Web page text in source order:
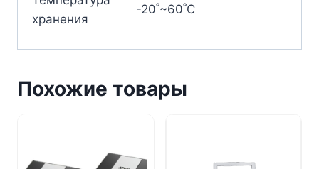
хранения
-20˚~60˚C
Похожие товары